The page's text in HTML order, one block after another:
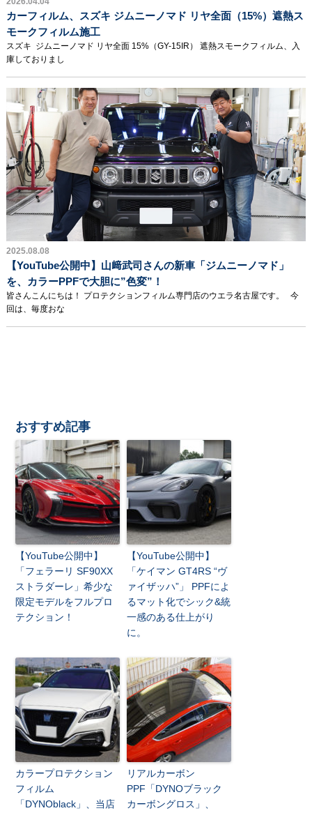
カーフィルム、スズキ ジムニーノマド リヤ全面（15%）遮熱ス
モークフィルム施工
スズキ ジムニーノマド リヤ全面 15%（GY-15IR） 遮熱スモークフィルム、入
庫しておりまし
2025.08.08
【YouTube公開中】山﨑武司さんの新車「ジムニーノマド」
を、カラーPPFで大胆に”色変”！
皆さんこんにちは！ プロテクションフィルム専門店のウエラ名古屋です。 今
回は、毎度おな
おすすめ記事
【YouTube公開中】
「フェラーリ SF90XX
ストラダーレ」希少な
限定モデルをフルプロ
テクション！
【YouTube公開中】
「ケイマン GT4RS “ヴ
ァイザッハ”」 PPFによ
るマット化でシック&統
一感のある仕上がり
に。
カラープロテクション
フィルム
「DYNOblack」、当店
リアルカーボン
PPF「DYNOブラック
カーボングロス」、